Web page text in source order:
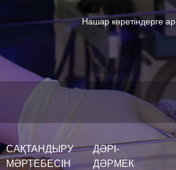
Нашар көретіндерге
САҚТАНДЫРУ
МӘРТЕБЕСІН
ДӘРІ-
ДӘРМЕК